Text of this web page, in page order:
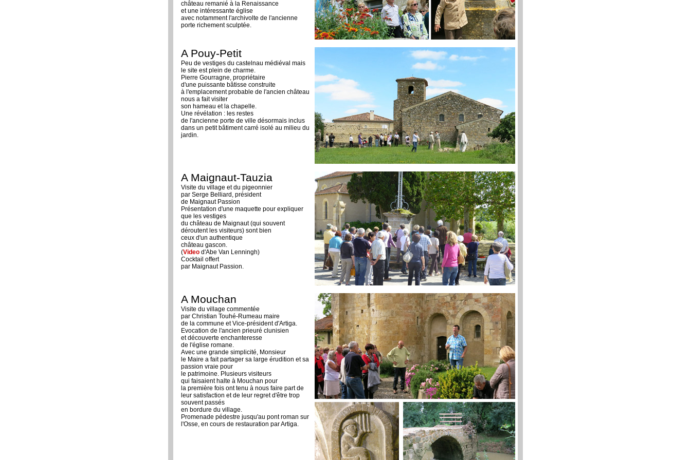
château remanié à la Renaissance
et une intéressante église
avec notamment l'archivolte de l'ancienne
porte richement sculptée.
A Pouy-Petit
Peu de vestiges du castelnau médiéval mais
le site est plein de charme.
Pierre Gourragne, propriétaire
d'une puissante bâtisse construite
à l'emplacement probable de l'ancien château
nous a fait visiter
son hameau et la chapelle.
Une révélation : les restes
de l'ancienne porte de ville désormais inclus
dans un petit bâtiment carré isolé au milieu du
jardin.
A Maignaut-Tauzia
Visite du village et du pigeonnier
par Serge Belliard, président
de Maignaut Passion
Présentation d'une maquette pour expliquer
que les vestiges
du château de Maignaut (qui souvent
déroutent les visiteurs) sont bien
ceux d'un authentique
château gascon.
(Video d'Abe Van Lenningh)
Cocktail offert
par Maignaut Passion.
A Mouchan
Visite du village commentée
par Christian Touhé-Rumeau maire
de la commune et Vice-président d'Artiga.
Evocation de l'ancien prieuré clunisien
et découverte enchanteresse
de l'église romane.
Avec une grande simplicité, Monsieur
le Maire a fait partager sa large érudition et sa
passion vraie pour
le patrimoine. Plusieurs visiteurs
qui faisaient halte à Mouchan pour
la première fois ont tenu à nous faire part de
leur satisfaction et de leur regret d'être trop
souvent passés
en bordure du village.
Promenade pédestre jusqu'au pont roman sur
l'Osse, en cours de restauration par Artiga.